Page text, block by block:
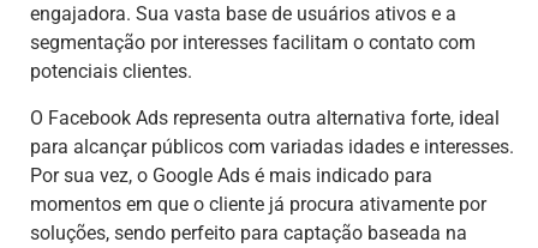
engajadora. Sua vasta base de usuários ativos e a
segmentação por interesses facilitam o contato com
potenciais clientes.
O Facebook Ads representa outra alternativa forte, ideal
para alcançar públicos com variadas idades e interesses.
Por sua vez, o Google Ads é mais indicado para
momentos em que o cliente já procura ativamente por
soluções, sendo perfeito para captação baseada na